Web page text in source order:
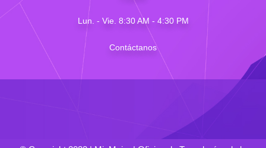
Lun. - Vie. 8:30 AM - 4:30 PM
Contáctanos